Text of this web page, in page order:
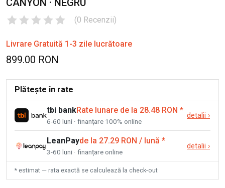
CANYON · NEGRU
(0 Recenzii)
Livrare Gratuită 1-3 zile lucrătoare
899.00 RON
Plătește în rate
tbi bankRate lunare de la 28.48 RON *
6-60 luni · finanțare 100% online
detalii ›
LeanPayde la 27.29 RON / lună *
3-60 luni · finanțare online
detalii ›
* estimat — rata exactă se calculează la check-out